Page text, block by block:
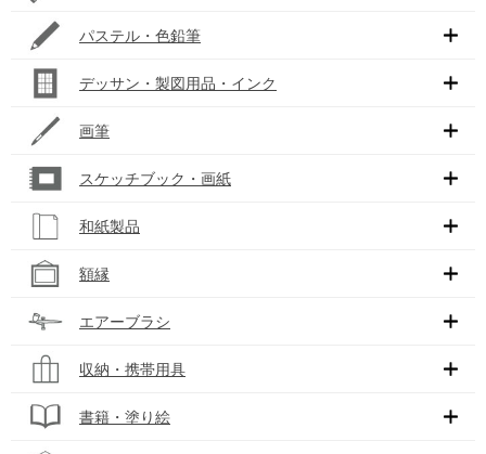
パステル・色鉛筆
デッサン・製図用品・インク
画筆
スケッチブック・画紙
和紙製品
額縁
エアーブラシ
収納・携帯用具
書籍・塗り絵